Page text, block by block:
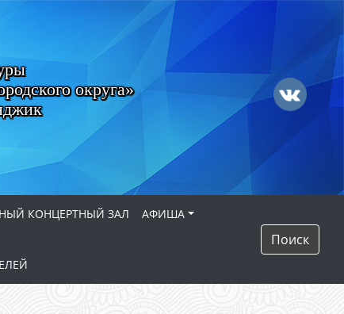
округа»
КОНЦЕРТНЫЙ ЗАЛ
АФИША
Поиск